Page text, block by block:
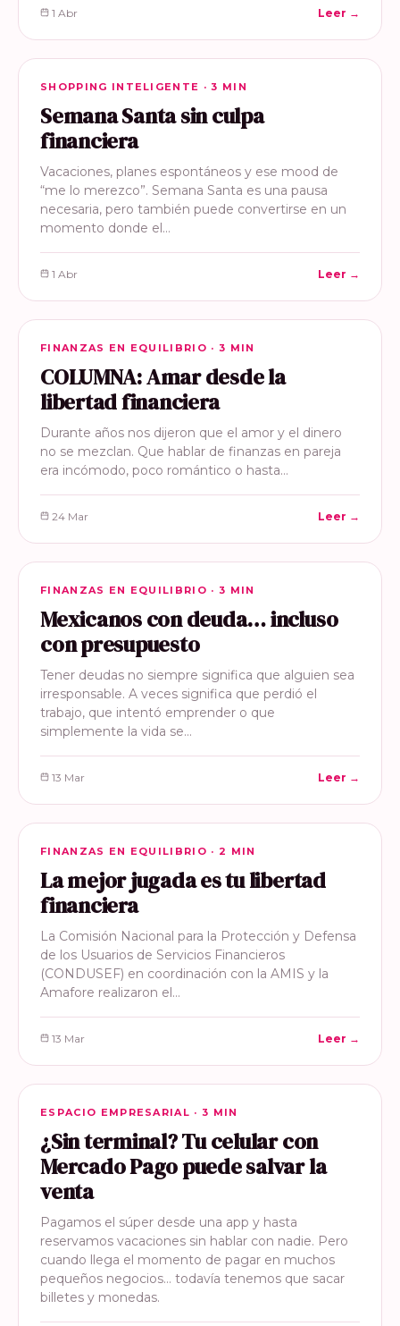
1 Abr Leer →
SHOPPING INTELIGENTE
SHOPPING INTELIGENTE · 3 MIN
Semana Santa sin culpa
financiera
Vacaciones, planes espontáneos y ese mood de
“me lo merezco”. Semana Santa es una pausa
necesaria, pero también puede convertirse en un
momento donde el…
1 Abr Leer →
FINANZAS EN EQUILIBRIO
FINANZAS EN EQUILIBRIO · 3 MIN
COLUMNA: Amar desde la
libertad financiera
Durante años nos dijeron que el amor y el dinero
no se mezclan. Que hablar de finanzas en pareja
era incómodo, poco romántico o hasta…
24 Mar Leer →
FINANZAS EN EQUILIBRIO
FINANZAS EN EQUILIBRIO · 3 MIN
Mexicanos con deuda… incluso
con presupuesto
Tener deudas no siempre significa que alguien sea
irresponsable. A veces significa que perdió el
trabajo, que intentó emprender o que
simplemente la vida se…
13 Mar Leer →
FINANZAS EN EQUILIBRIO
FINANZAS EN EQUILIBRIO · 2 MIN
La mejor jugada es tu libertad
financiera
La Comisión Nacional para la Protección y Defensa
de los Usuarios de Servicios Financieros
(CONDUSEF) en coordinación con la AMIS y la
Amafore realizaron el…
13 Mar Leer →
ESPACIO EMPRESARIAL
ESPACIO EMPRESARIAL · 3 MIN
¿Sin terminal? Tu celular con
Mercado Pago puede salvar la
venta
Pagamos el súper desde una app y hasta
reservamos vacaciones sin hablar con nadie. Pero
cuando llega el momento de pagar en muchos
pequeños negocios… todavía tenemos que sacar
billetes y monedas.